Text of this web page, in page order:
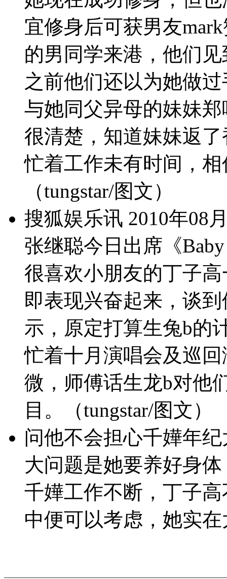
宜修身后可获男友
的男同学来港，他们
之前他们还以为她做
与她同父异母的妹妹
很清楚，知道妹妹返
忙着工作未有时间，
（tungstar/图文）
搜狐娱乐讯 2010年08
张继聪今日出席《
很喜欢小朋友的丁子
即表现兴奋起来，谈
示，原定打算生兔b的
忙着十月演唱会及巡
微，师傅话生龙b对他
目。（tungstar/图文）
问他不会担心千嬅年
大问题是她要养好身
千嬅工作不断，丁子
中便可以考虑，她实